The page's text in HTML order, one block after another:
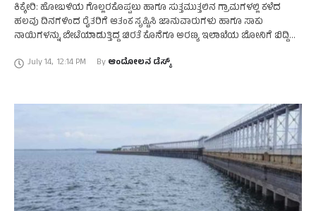
ಕಿಕ್ಕೇರಿ: ಹೋಬಳಿಯ ಗೊಲ್ಲರಕೊಪ್ಪಲು ಹಾಗೂ ಸುತ್ತಮುತ್ತಲಿನ ಗ್ರಾಮಗಳಲ್ಲಿ ಕಳೆದ
ಹಲವು ದಿನಗಳಿಂದ ರೈತರಿಗೆ ಆತಂಕ ಸೃಷ್ಟಿಸಿ ಜಾನುವಾರುಗಳು ಹಾಗೂ ಸಾಕು
ನಾಯಿಗಳನ್ನು ಬೇಟೆಯಾಡುತ್ತಿದ್ದ ಚಿರತೆ ಕೊನೆಗೂ ಅರಣ್ಯ ಇಲಾಖೆಯ ಬೋನಿಗೆ ಬಿದ್ದಿದ್ದು,
July 14, 12:14 PM By ಆಂದೋಲನ ಡೆಸ್ಕ್